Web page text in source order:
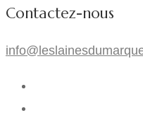
Contactez-nous